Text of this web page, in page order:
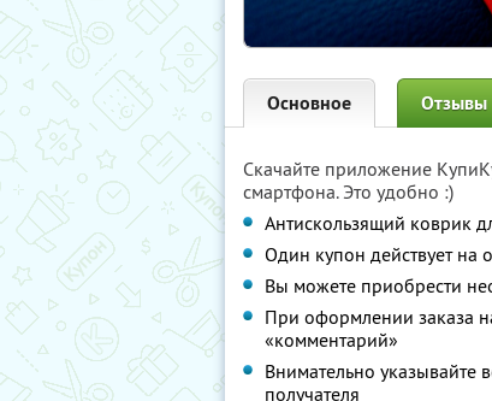
Основное Отзывы
Скачайте приложение
смартфона. Это удобно :)
Антискользящий коврик
Один купон действует на
Вы можете приобрести
При оформлении заказа
«комментарий»
Внимательно
получателя